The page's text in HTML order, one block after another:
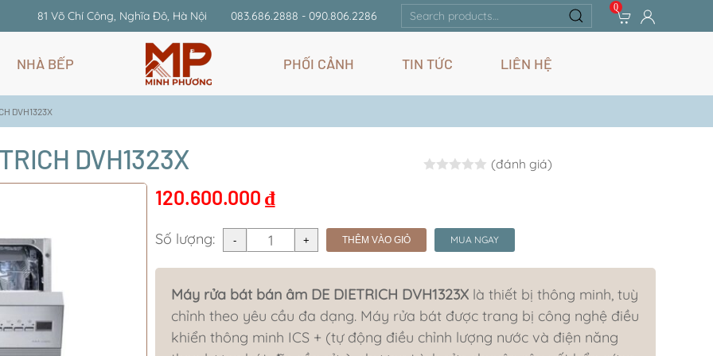
81 Võ Chí Công, Nghĩa Đô, Hà Nội 083.686.2888 - 090.806.2286
Search
for:
0
NHÀ BẾP PHỐI CẢNH TIN TỨC LIÊN HỆ
DVH1323X
DVH1323X Rated0.0out of 5
(đánh giá)
120.600.000 ₫
Số lượng: THÊM VÀO GIỎ MUA NGAY
Máy rửa bát bán âm DE DIETRICH DVH1323X là thiết bị thông minh, tuỳ
chỉnh theo yêu cầu đa dạng. Máy rửa bát được trang bị công nghệ điều
khiển thông minh ICS + (tự động điều chỉnh lượng nước và điện năng